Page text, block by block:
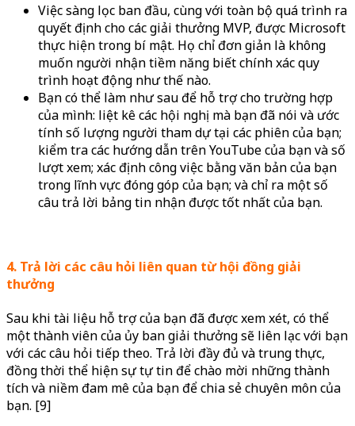
Việc sàng lọc ban đầu, cùng với toàn bộ quá trình ra
quyết định cho các giải thưởng MVP, được Microsoft
thực hiện trong bí mật. Họ chỉ đơn giản là không
muốn người nhận tiềm năng biết chính xác quy
trình hoạt động như thế nào.
Bạn có thể làm như sau để hỗ trợ cho trường hợp
của mình: liệt kê các hội nghị mà bạn đã nói và ước
tính số lượng người tham dự tại các phiên của bạn;
kiểm tra các hướng dẫn trên YouTube của bạn và số
lượt xem; xác định công việc bằng văn bản của bạn
trong lĩnh vực đóng góp của bạn; và chỉ ra một số
câu trả lời bảng tin nhận được tốt nhất của bạn.
4. Trả lời các câu hỏi liên quan từ hội đồng giải
thưởng
Sau khi tài liệu hỗ trợ của bạn đã được xem xét, có thể
một thành viên của ủy ban giải thưởng sẽ liên lạc với bạn
với các câu hỏi tiếp theo. Trả lời đầy đủ và trung thực,
đồng thời thể hiện sự tự tin để chào mời những thành
tích và niềm đam mê của bạn để chia sẻ chuyên môn của
bạn. [9]